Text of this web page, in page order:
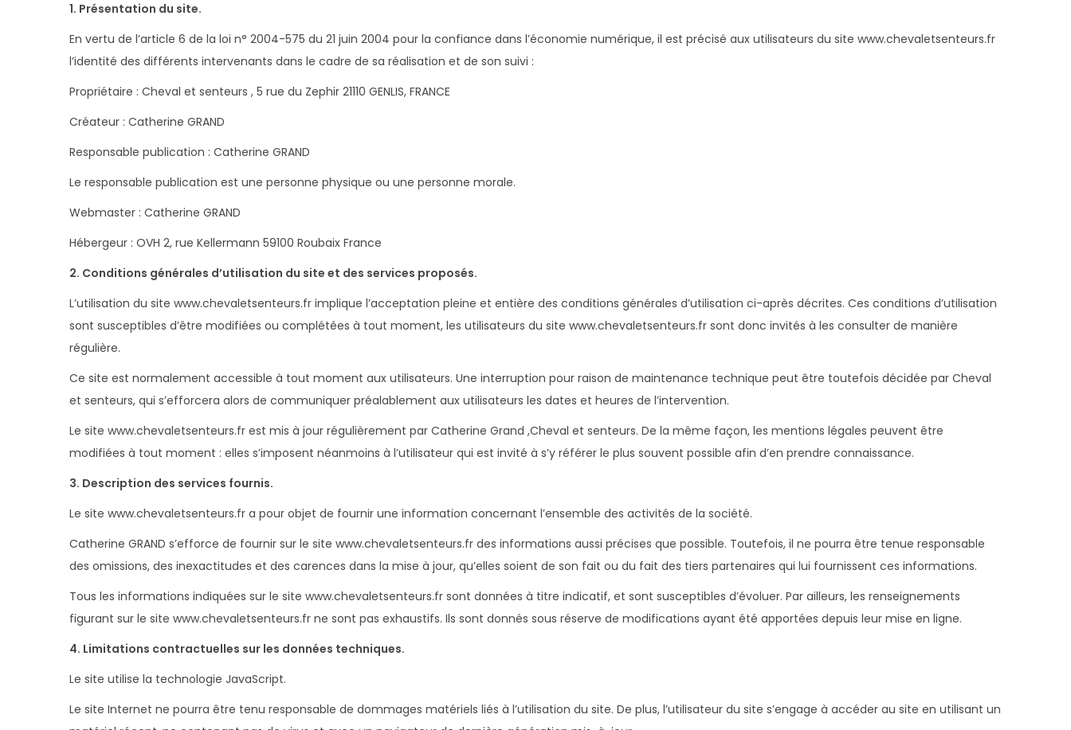
a
t
i
u
1. Présentation du site.
En vertu de l’article 6 de la loi n° 2004-575 du 21 juin 2004 pour la confiance dans l’économie numérique, il est précisé aux utilisateurs du site www.chevaletsenteurs.fr
l’identité des différents intervenants dans le cadre de sa réalisation et de son suivi :
Propriétaire : Cheval et senteurs , 5 rue du Zephir 21110 GENLIS, FRANCE
Créateur : Catherine GRAND
Responsable publication : Catherine GRAND
Le responsable publication est une personne physique ou une personne morale.
Webmaster : Catherine GRAND
Hébergeur : OVH 2, rue Kellermann 59100 Roubaix France
2. Conditions générales d’utilisation du site et des services proposés.
L’utilisation du site www.chevaletsenteurs.fr implique l’acceptation pleine et entière des conditions générales d’utilisation ci-après décrites. Ces conditions d’utilisation
sont susceptibles d’être modifiées ou complétées à tout moment, les utilisateurs du site www.chevaletsenteurs.fr sont donc invités à les consulter de manière
régulière.
Ce site est normalement accessible à tout moment aux utilisateurs. Une interruption pour raison de maintenance technique peut être toutefois décidée par Cheval
et senteurs, qui s’efforcera alors de communiquer préalablement aux utilisateurs les dates et heures de l’intervention.
Le site www.chevaletsenteurs.fr est mis à jour régulièrement par Catherine Grand ,Cheval et senteurs. De la même façon, les mentions légales peuvent être
modifiées à tout moment : elles s’imposent néanmoins à l’utilisateur qui est invité à s’y référer le plus souvent possible afin d’en prendre connaissance.
3. Description des services fournis.
Le site www.chevaletsenteurs.fr a pour objet de fournir une information concernant l’ensemble des activités de la société.
Catherine GRAND s’efforce de fournir sur le site www.chevaletsenteurs.fr des informations aussi précises que possible. Toutefois, il ne pourra être tenue responsable
des omissions, des inexactitudes et des carences dans la mise à jour, qu’elles soient de son fait ou du fait des tiers partenaires qui lui fournissent ces informations.
Tous les informations indiquées sur le site www.chevaletsenteurs.fr sont données à titre indicatif, et sont susceptibles d’évoluer. Par ailleurs, les renseignements
figurant sur le site www.chevaletsenteurs.fr ne sont pas exhaustifs. Ils sont donnés sous réserve de modifications ayant été apportées depuis leur mise en ligne.
4. Limitations contractuelles sur les données techniques.
Le site utilise la technologie JavaScript.
Le site Internet ne pourra être tenu responsable de dommages matériels liés à l’utilisation du site. De plus, l’utilisateur du site s’engage à accéder au site en utilisant un